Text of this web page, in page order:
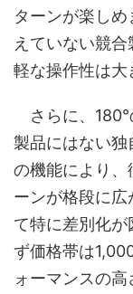
ターンが楽し
えていない競
軽な操作性は大
さらに、180°
製品にはない独
の機能により
ーンが格段に
て特に差別化
ず価格帯は
ォーマンスの